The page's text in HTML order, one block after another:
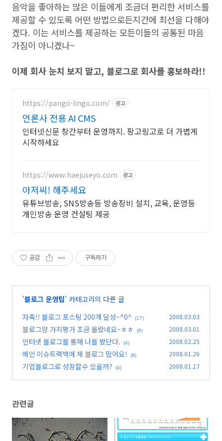
음악을 좋아하는 많은 이들에게 조금더 편리한 서비스를
제공할 수 있도록 어떤 방법으로든지간에 최선을 다해야
겠다. 이는 서비스를 제공하는 모든이들의 공통된 마음
가짐이 아니겠나~
이제 회사 눈치 보지 말고, 블로그로 회사를 홍보하라!!
https://pango-lingo.com/ 광고
언론사 전용 AI CMS
인터넷신문 창간부터 운영까지. 팡고링고로 더 가볍게
시작하세요
https://www.haejuseyo.com 광고
아저씨! 해주세요
유튜브방송, SNS방송등 방송장비 설치, 교육, 운영등
개인방송 운영 컨설팅 제공
공감 구독하기
'블로그 운영팁' 카테고리의 다른 글
자축!! 블로그 포스팅 200개 달성~^0^
(17) 2008.03.03
블로그얌 가치평가 조금 올랐네요~ㅎㅎ (6) 2008.03.01
인터넷 블로그를 통해 나를 봤단다. (4) 2008.02.25
메인 이슈트랙백에 제 블로그 떴어요! (9) 2008.01.26
기업블로그로 성장할수 있을까? (4) 2008.01.17
관련글